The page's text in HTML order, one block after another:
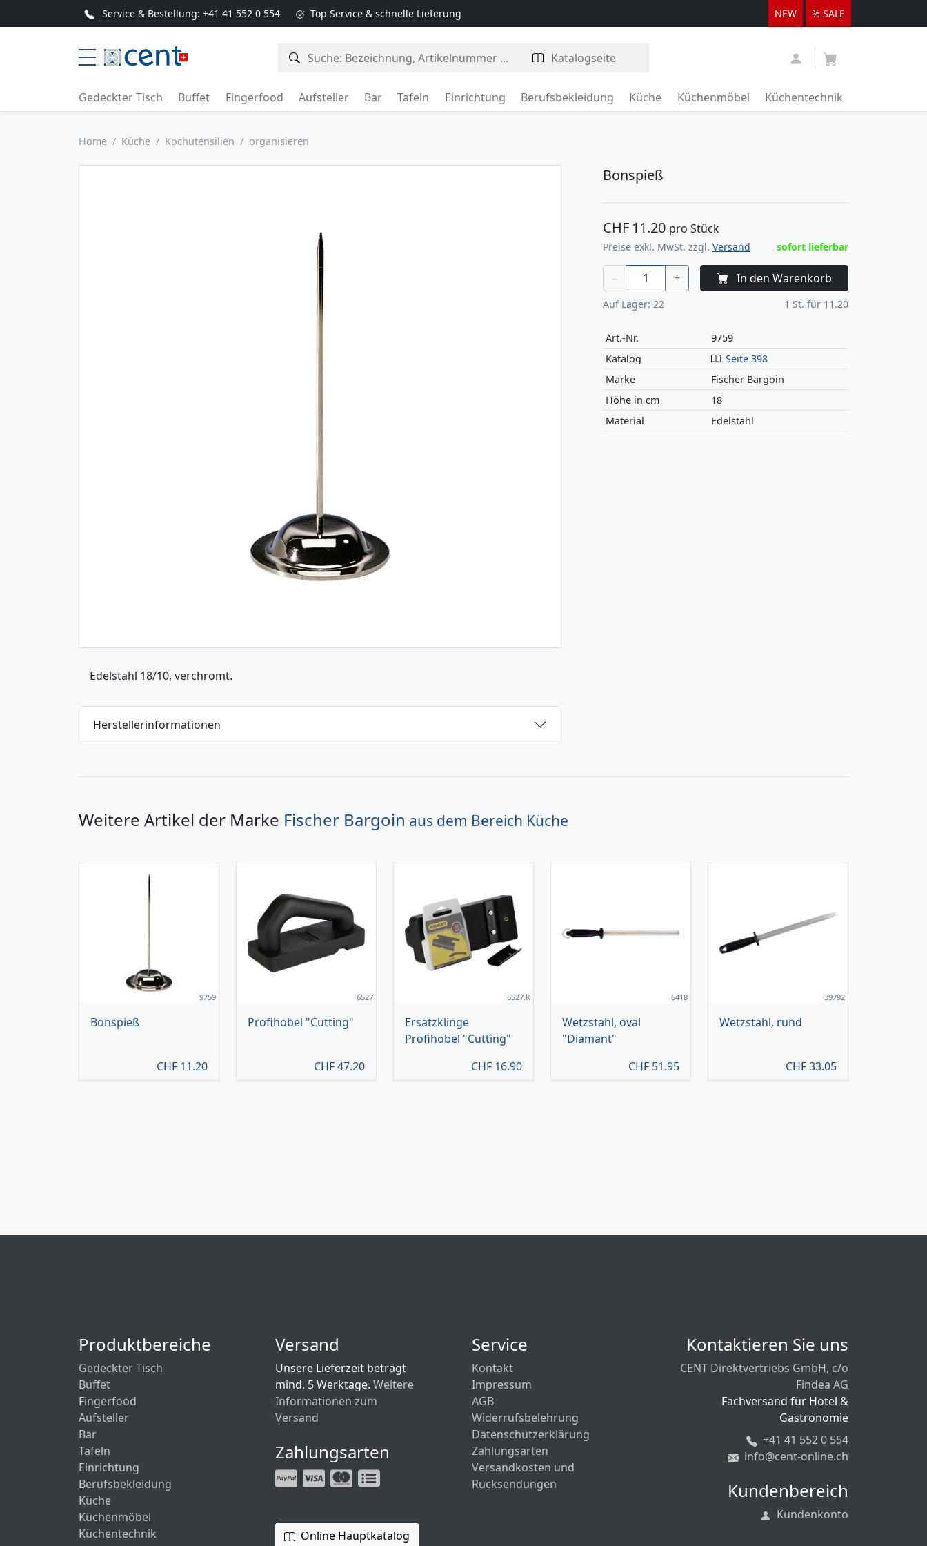
Service & Bestellung: +41 41 552 0 554 Top Service & schnelle Lieferung NEW % SALE
Gedeckter Tisch Buffet Fingerfood Aufsteller Bar Tafeln Einrichtung Berufsbekleidung Küche Küchenmöbel Küchentechnik
Home Küche Kochutensilien organisieren
Bonspieß
CHF 11.20 pro Stück
Preise exkl. MwSt. zzgl. Versand sofort lieferbar
– + In den Warenkorb
Auf Lager: 22 1 St. für 11.20
Art.-Nr.
9759
Katalog
Seite 398
Marke
Fischer Bargoin
Höhe in cm
18
Material
Edelstahl
Edelstahl 18/10, verchromt.
Herstellerinformationen
Weitere Artikel der Marke Fischer Bargoin aus dem Bereich Küche
9759
Bonspieß
CHF 11.20
6527
Profihobel "Cutting"
CHF47.20
6527.K
Ersatzklinge
Profihobel "Cutting"
CHF 16.90
6418
Wetzstahl, oval
"Diamant"
CHF 51.95
39792
Wetzstahl, rund
CHF33.05
Produktbereiche
Gedeckter Tisch
Buffet
Fingerfood
Aufsteller
Bar
Tafeln
Einrichtung
Berufsbekleidung
Küche
Küchenmöbel
Küchentechnik
Versand
Unsere Lieferzeit beträgt
mind. 5 Werktage. Weitere
Informationen zum
Versand
Zahlungsarten
Online Hauptkatalog
Service
Kontakt
Impressum
AGB
Widerrufsbelehrung
Datenschutzerklärung
Zahlungsarten
Versandkosten und
Rücksendungen
Kontaktieren Sie uns
CENT Direktvertriebs GmbH, c/o
Findea AG
Fachversand für Hotel &
Gastronomie
+41 41 552 0 554
info@cent-online.ch
Kundenbereich
Kundenkonto